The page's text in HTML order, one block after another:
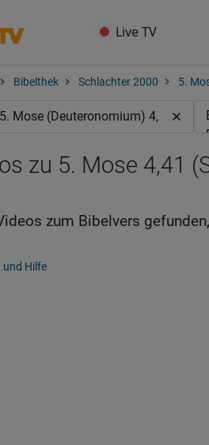
Live TV
Bibelthek Schlachter 2000 5.
zu 5. Mose 4,41
zum Bibelvers
und Hilfe